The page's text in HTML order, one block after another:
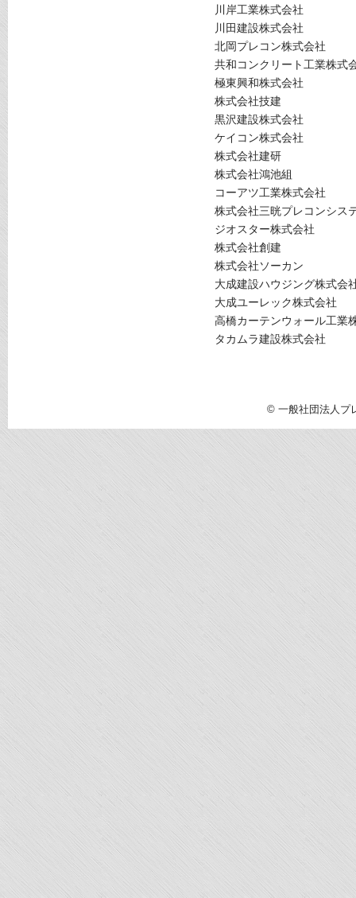
川岸工業株式会社
川田建設株式会社
北岡プレコン株式会社
共和コンクリート工業株式
極東興和株式会社
株式会社技建
黒沢建設株式会社
ケイコン株式会社
株式会社建研
株式会社鴻池組
コーアツ工業株式会社
株式会社三晄プレコンシス
ジオスター株式会社
株式会社創建
株式会社ソーカン
大成建設ハウジング株式会
大成ユーレック株式会社
高橋カーテンウォール工業
タカムラ建設株式会社
© 一般社団法人プ